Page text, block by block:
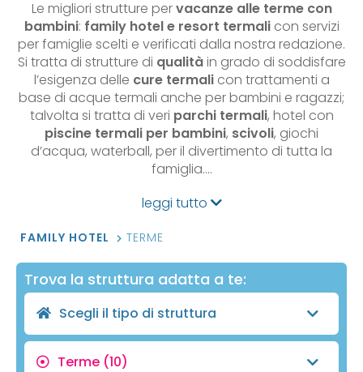
Le migliori strutture pervacanze alle terme con
bambini: family hotel e resort termalicon servizi
per famiglie scelti e verificati dalla nostra redazione.
Si tratta di strutture di qualitàin grado di soddisfare
l’esigenza delle cure termalicon trattamenti a
base di acque termali anche per bambini e ragazzi;
talvolta si tratta di veri parchi termali, hotel con
piscine termali per bambini, scivoli, giochi
d’acqua, waterball, per il divertimento di tutta la
famiglia.…
leggi tutto
FAMILY HOTEL TERME
Trova la struttura adatta a te:
Scegli il tipo di struttura
Terme (10)